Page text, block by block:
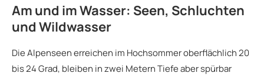
Am und im Wasser: Seen, Schluchten
und Wildwasser
Die Alpenseen erreichen im Hochsommer oberflächlich 20
bis 24 Grad, bleiben in zwei Metern Tiefe aber spürbar